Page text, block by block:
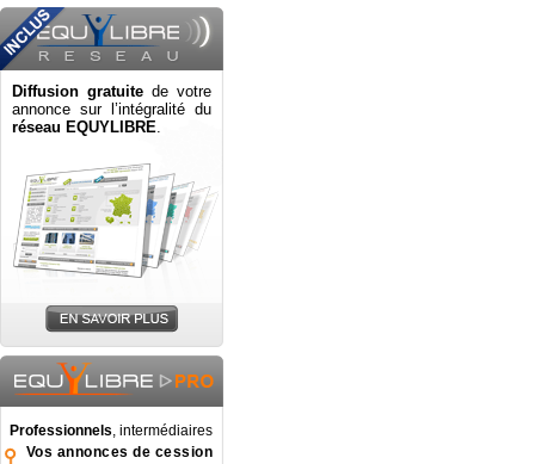
Diffusion gratuite de votre
annonce sur l’intégralité du
réseau EQUYLIBRE.
Professionnels, intermédiaires
Vos annonces de cession